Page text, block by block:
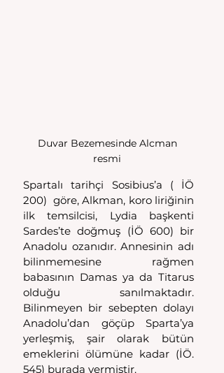
Duvar Bezemesinde Alcman
resmi
Spartalı tarihçi Sosibius’a ( İÖ
200)  göre, Alkman, koro liriğinin
ilk temsilcisi, Lydia başkenti
Sardes’te doğmuş (İÖ 600) bir
Anadolu ozanıdır. Annesinin adı
bilinmemesine rağmen
babasının Damas ya da Titarus
olduğu sanılmaktadır.
Bilinmeyen bir sebepten dolayı
Anadolu’dan göçüp Sparta’ya
yerleşmiş, şair olarak bütün
emeklerini ölümüne kadar (İÖ.
545) burada vermiştir.